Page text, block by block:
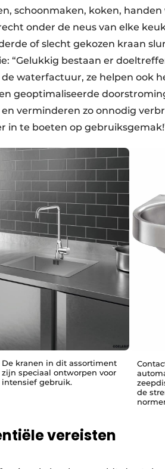
schoonmaken, koken,
onder de neus van elke
of slecht gekozen kraan
“Gelukkig bestaan er
de waterfactuur, ze helpen ook
geoptimaliseerde
verminderen zo onnodig
in te boeten op
De kranen in dit assortiment
zijn speciaal ontworpen voor
intensief gebruik.
de
vereisten